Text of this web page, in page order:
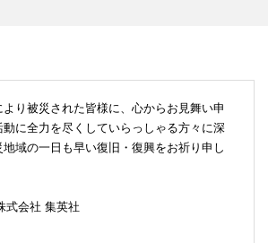
り被災された皆様に、心からお見舞い申
動に全力を尽くしていらっしゃる方々に深
地域の一日も早い復旧・復興をお祈り申し
会社 集英社